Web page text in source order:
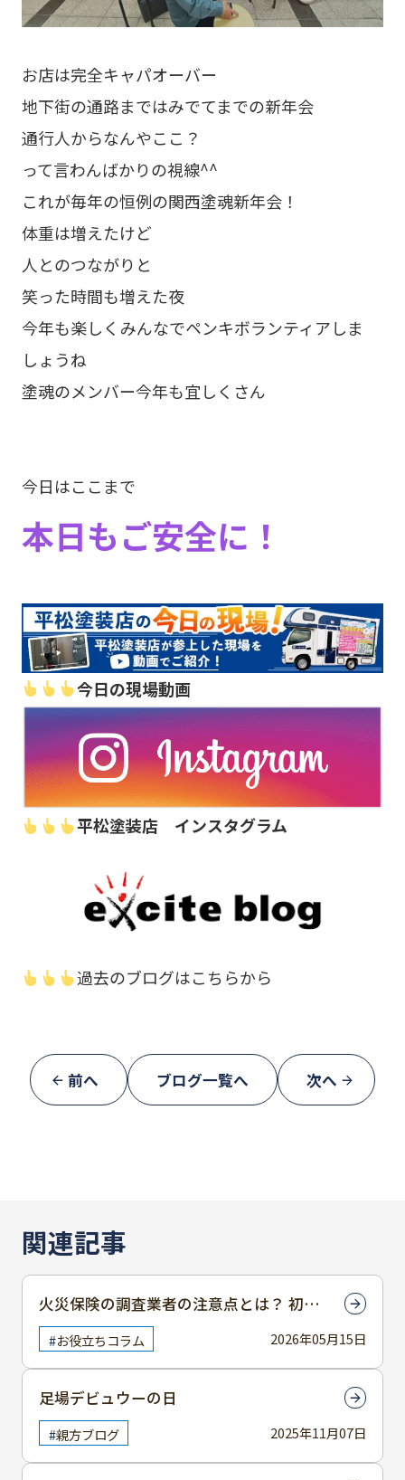
お店は完全キャパオーバー
地下街の通路まではみでてまでの新年会
通行人からなんやここ？
って言わんばかりの視線^^
これが毎年の恒例の関西塗魂新年会！
体重は増えたけど
人とのつながりと
笑った時間も増えた夜
今年も楽しくみんなでペンキボランティアしま
しょうね
塗魂のメンバー今年も宜しくさん
今日はここまで
本日もご安全に！
今日の現場動画
平松塗装店 インスタグラム
過去のブログはこちらから
前へ ブログ一覧へ 次へ
関連記事
2026年05月15日
火災保険の調査業者の注意点とは？ 初め
てでも安心して進めるためのポイント
お役立ちコラム
2025年11月07日
足場デビュウーの日
親方ブログ